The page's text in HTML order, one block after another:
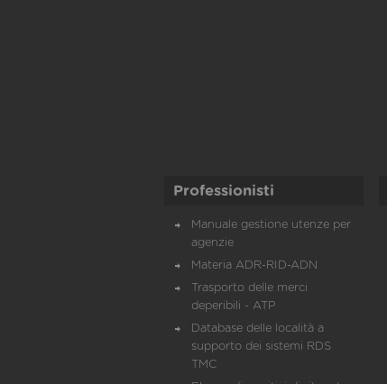
Professionisti
Manuale gestione utenze per
agenzie
Materia ADR-RID-ADN
Trasporto delle merci
deperibili - ATP
Database delle località a
supporto dei sistemi RDS
TMC